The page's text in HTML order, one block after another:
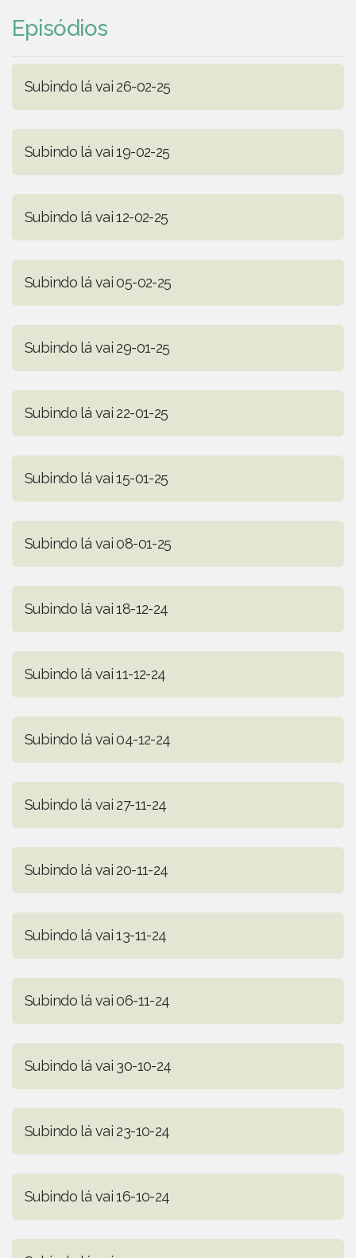
Episódios
Subindo lá vai 26-02-25
Subindo lá vai 19-02-25
Subindo lá vai 12-02-25
Subindo lá vai 05-02-25
Subindo lá vai 29-01-25
Subindo lá vai 22-01-25
Subindo lá vai 15-01-25
Subindo lá vai 08-01-25
Subindo lá vai 18-12-24
Subindo lá vai 11-12-24
Subindo lá vai 04-12-24
Subindo lá vai 27-11-24
Subindo lá vai 20-11-24
Subindo lá vai 13-11-24
Subindo lá vai 06-11-24
Subindo lá vai 30-10-24
Subindo lá vai 23-10-24
Subindo lá vai 16-10-24